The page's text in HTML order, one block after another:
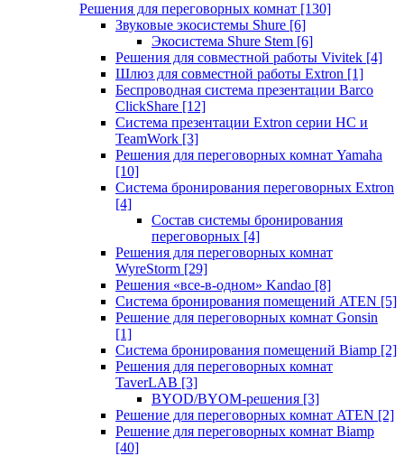
Решения для переговорных комнат [130]
Звуковые экосистемы Shure [6]
Экосистема Shure Stem [6]
Решения для совместной работы Vivitek [4]
Шлюз для совместной работы Extron [1]
Беспроводная система презентации Barco
ClickShare [12]
Система презентации Extron серии HC и
TeamWork [3]
Решения для переговорных комнат Yamaha
[10]
Система бронирования переговорных Extron
[4]
Состав системы бронирования
переговорных [4]
Решения для переговорных комнат
WyreStorm [29]
Решения «все-в-одном» Kandao [8]
Система бронирования помещений ATEN [5]
Решение для переговорных комнат Gonsin
[1]
Система бронирования помещений Biamp [2]
Решения для переговорных комнат
TaverLAB [3]
BYOD/BYOM-решения [3]
Решение для переговорных комнат ATEN [2]
Решение для переговорных комнат Biamp
[40]